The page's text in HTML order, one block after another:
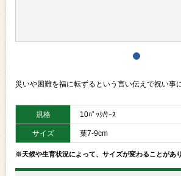
マイページ
災いや困難を福に転ずるという言い伝えで祝い事
規格 10ﾊﾟｯｸ/ｹｰｽ
サイズ 葉7-9cm
※天候や生育状況によって、サイズが変わることがあり